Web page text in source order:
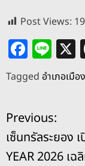
Post Views:
F
a
c
e
b
o
Li
n
e
Tagged อำเภอเมือ
แ
น
Previous:
เซ็นทรัลระยอง
YEAR 2026 เ